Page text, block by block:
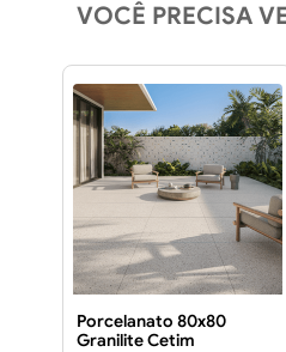
VOCÊ PRECISA
Porcelanato 80x80
Granilite Cetim